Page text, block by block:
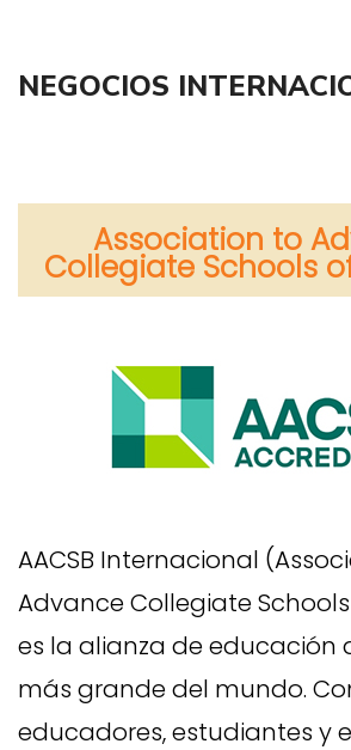
NEGOCIOS
Association to
Collegiate Schools
AACSB Internacional
Advance Collegiate
es la alianza de educación
más grande del mundo.
educadores, estudiantes y